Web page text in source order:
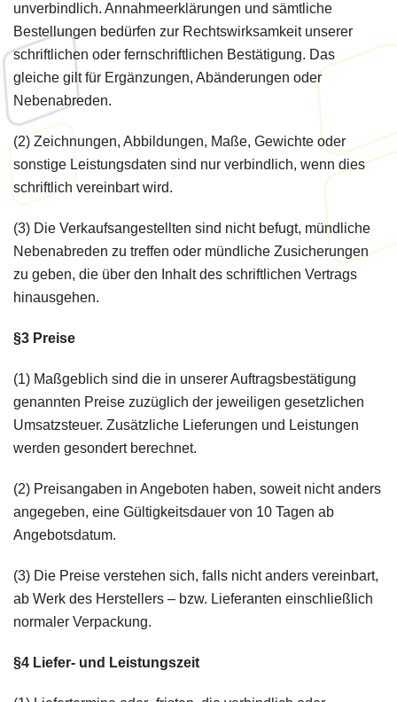
unverbindlich. Annahmeerklärungen und sämtliche
Bestellungen bedürfen zur Rechtswirksamkeit unserer
schriftlichen oder fernschriftlichen Bestätigung. Das
gleiche gilt für Ergänzungen, Abänderungen oder
Nebenabreden.
(2) Zeichnungen, Abbildungen, Maße, Gewichte oder
sonstige Leistungsdaten sind nur verbindlich, wenn dies
schriftlich vereinbart wird.
(3) Die Verkaufsangestellten sind nicht befugt, mündliche
Nebenabreden zu treffen oder mündliche Zusicherungen
zu geben, die über den Inhalt des schriftlichen Vertrags
hinausgehen.
§3 Preise
(1) Maßgeblich sind die in unserer Auftragsbestätigung
genannten Preise zuzüglich der jeweiligen gesetzlichen
Umsatzsteuer. Zusätzliche Lieferungen und Leistungen
werden gesondert berechnet.
(2) Preisangaben in Angeboten haben, soweit nicht anders
angegeben, eine Gültigkeitsdauer von 10 Tagen ab
Angebotsdatum.
(3) Die Preise verstehen sich, falls nicht anders vereinbart,
ab Werk des Herstellers – bzw. Lieferanten einschließlich
normaler Verpackung.
§4 Liefer- und Leistungszeit